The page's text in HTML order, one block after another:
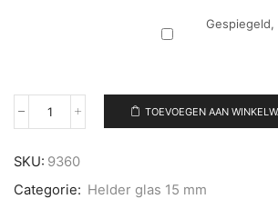
Gespiegeld,
Naambord
TOEVOEGEN AAN
SKU: 9360
Categorie: Helder glas 15 mm